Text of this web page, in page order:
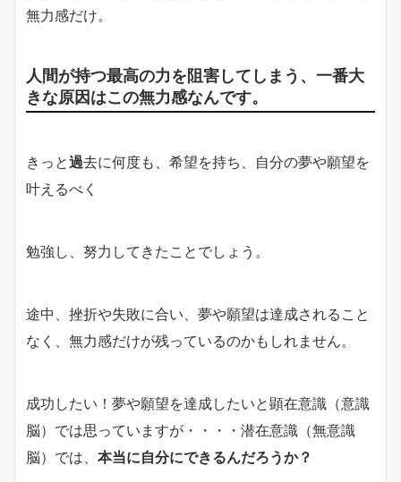
無力感だけ。
人間が持つ最高の力を阻害してしまう、一番大
きな原因はこの無力感なんです。
きっと過去に何度も、希望を持ち、自分の夢や願望を
叶えるべく
勉強し、努力してきたことでしょう。
途中、挫折や失敗に合い、夢や願望は達成されること
なく、無力感だけが残っているのかもしれません。
成功したい！夢や願望を達成したいと顕在意識（意識
脳）では思っていますが・・・・潜在意識（無意識
脳）では、 本当に自分にできるんだろうか？